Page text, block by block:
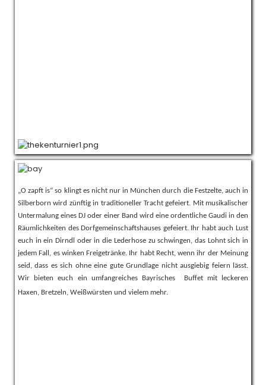
„O zapft is“ so klingt es nicht nur in München durch die Festzelte, auch in
Silberborn wird zünftig in traditioneller Tracht gefeiert. Mit musikalischer
Untermalung eines DJ oder einer Band wird eine ordentliche Gaudi in den
Räumlichkeiten des Dorfgemeinschaftshauses gefeiert. Ihr habt auch Lust
euch in ein Dirndl oder in die Lederhose zu schwingen, das Lohnt sich in
jedem Fall, es winken Freigetränke. Ihr habt Recht, wenn ihr der Meinung
seid, dass es sich ohne eine gute Grundlage nicht ausgiebig feiern lässt.
Wir bieten euch ein umfangreiches Bayrisches Buffet mit leckeren
Haxen, Bretzeln, Weißwürsten und vielem mehr.